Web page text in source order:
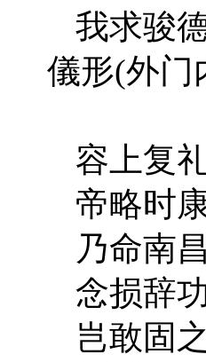
我求骏
儀形(外门
容上复
帝略时
乃命南
念损辞
岂敢固